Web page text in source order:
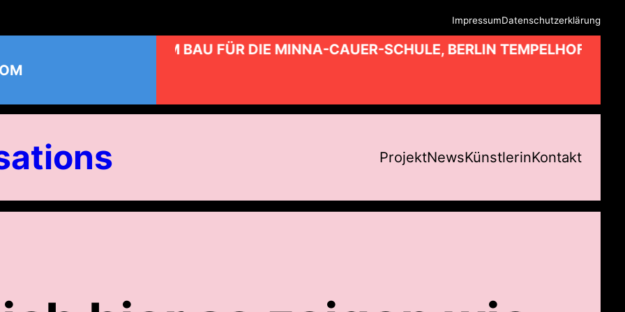
ImpressumDatenschutzerklärung
KUNST AM BAU FÜR DIE MINNA-CAUER-SCHULE, BERLIN TEMPELHOF //
ProjektNewsKünstlerinKontakt